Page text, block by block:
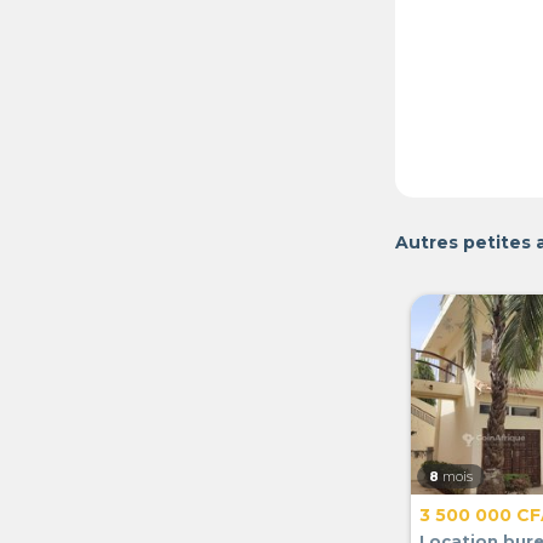
Autres petites
8 mois
3 500 000